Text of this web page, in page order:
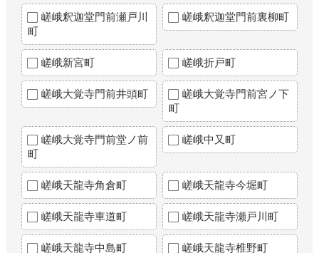
嵯峨釈迦堂門前瀬戸川
町
嵯峨釈迦堂門前裏柳町
嵯峨新宮町 嵯峨折戸町
嵯峨大覚寺門前井頭町
嵯峨大覚寺門前宮ノ下
町
嵯峨大覚寺門前堂ノ前
町
嵯峨中又町
嵯峨天龍寺角倉町 嵯峨天龍寺今堀町
嵯峨天龍寺車道町 嵯峨天龍寺瀬戸川町
嵯峨天龍寺中島町 嵯峨天龍寺椎野町